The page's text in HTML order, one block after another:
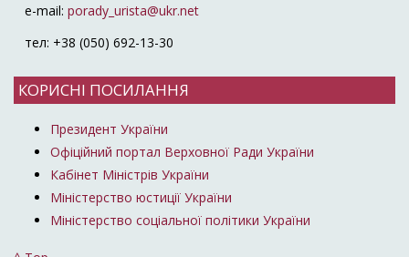
e-mail: porady_urista@ukr.net
тел: +38 (050) 692-13-30
КОРИСНІ ПОСИЛАННЯ
Президент України
Офіційний портал Верховної Ради України
Кабінет Міністрів України
Міністерство юстиції України
Міністерство соціальної політики України